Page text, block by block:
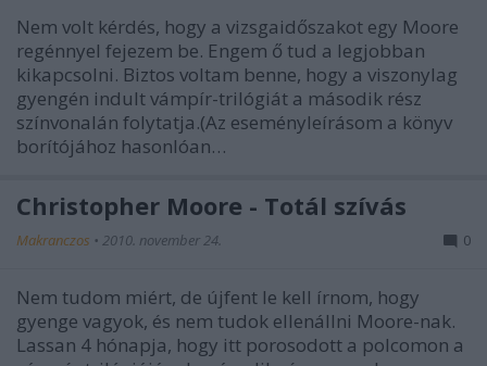
Nem volt kérdés, hogy a vizsgaidőszakot egy Moore
regénnyel fejezem be. Engem ő tud a legjobban
kikapcsolni. Biztos voltam benne, hogy a viszonylag
gyengén indult vámpír-trilógiát a második rész
színvonalán folytatja.(Az eseményleírásom a könyv
borítójához hasonlóan…
Christopher Moore - Totál szívás
Makranczos • 2010. november 24. 0
Nem tudom miért, de újfent le kell írnom, hogy
gyenge vagyok, és nem tudok ellenállni Moore-nak.
Lassan 4 hónapja, hogy itt porosodott a polcomon a